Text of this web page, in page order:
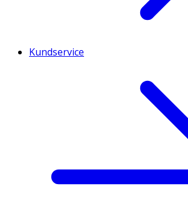
Kundservice